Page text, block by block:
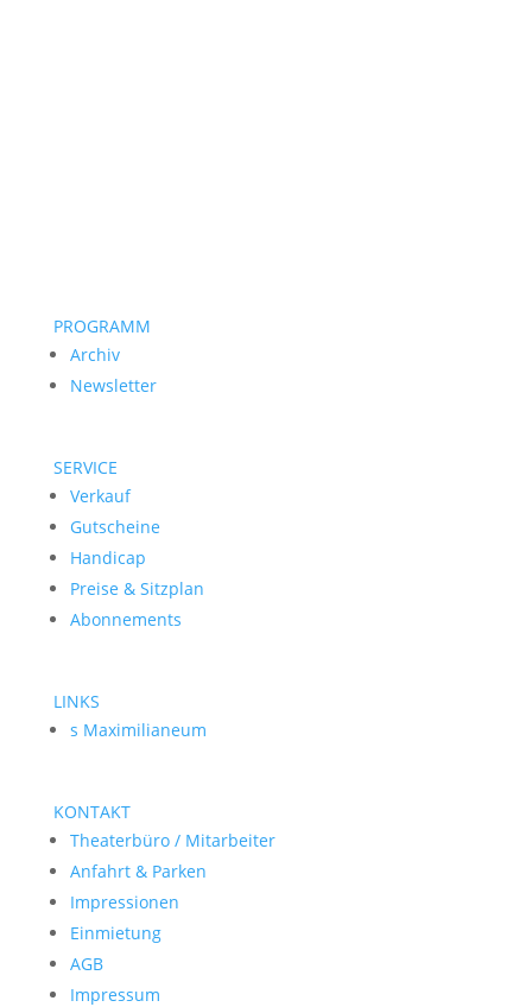
PROGRAMM
Archiv
Newsletter
SERVICE
Verkauf
Gutscheine
Handicap
Preise & Sitzplan
Abonnements
LINKS
s Maximilianeum
KONTAKT
Theaterbüro / Mitarbeiter
Anfahrt & Parken
Impressionen
Einmietung
AGB
Impressum